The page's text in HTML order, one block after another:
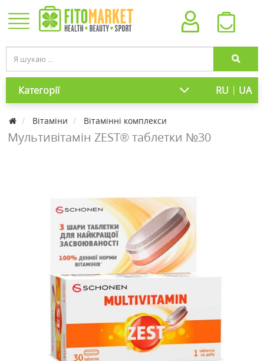
Категорії RU | UA
Вітаміни Вітамінні комплекси
Мультивітамін ZEST® таблетки №30